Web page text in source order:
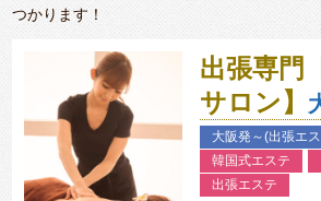
つかります！
出張専門
サロン】
大阪発～(出張エ
韓国式エステ
出張エステ